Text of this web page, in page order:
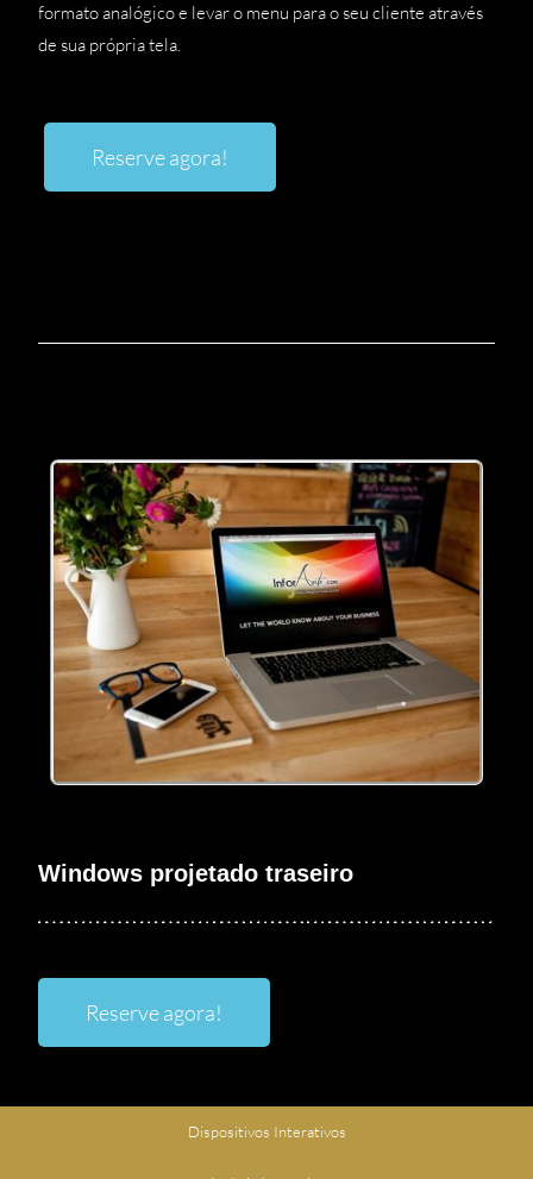
formato analógico e levar o menu para o seu cliente através
de sua própria tela.
Reserve agora!
Windows projetado traseiro
Reserve agora!
Dispositivos Interativos